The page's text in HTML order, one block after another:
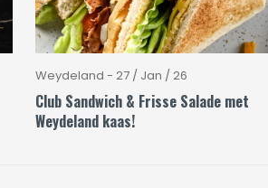
Weydeland - 27 / Jan / 26
Club Sandwich & Frisse Salade met
Weydeland kaas!